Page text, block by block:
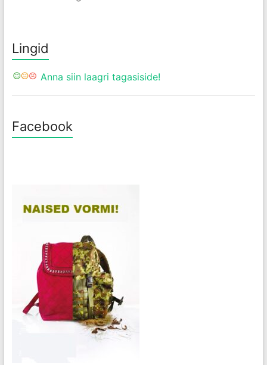
Lingid
Anna siin laagri tagasiside!
Facebook